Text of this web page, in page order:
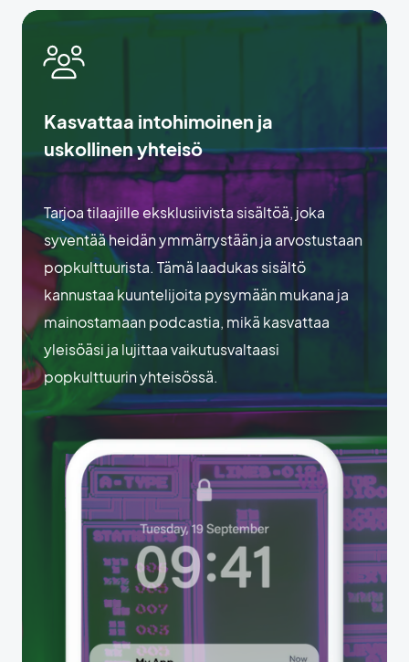
Kasvattaa intohimoinen ja
uskollinen yhteisö
Tarjoa tilaajille eksklusiivista sisältöä, joka
syventää heidän ymmärrystään ja arvostustaan
popkulttuurista. Tämä laadukas sisältö
kannustaa kuuntelijoita pysymään mukana ja
mainostamaan podcastia, mikä kasvattaa
yleisöäsi ja lujittaa vaikutusvaltaasi
popkulttuurin yhteisössä.